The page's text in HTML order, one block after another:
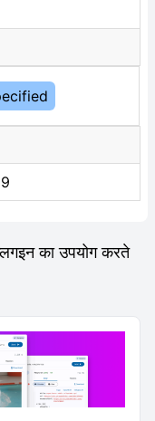
का उपयोग करते